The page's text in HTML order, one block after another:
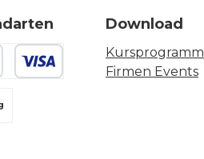
Download
Kursprogramm
Firmen Events